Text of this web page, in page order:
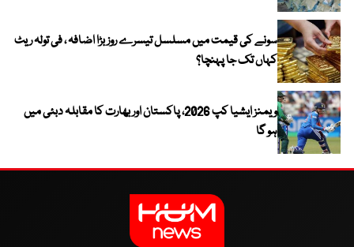
سونے کی قیمت میں مسلسل تیسرے روز بڑا اضافہ ، فی تولہ ریٹ
کہاں تک جا پہنچا؟
ویمنز ایشیا کپ 2026، پاکستان اور بھارت کا مقابلہ دبئی میں
ہو گا